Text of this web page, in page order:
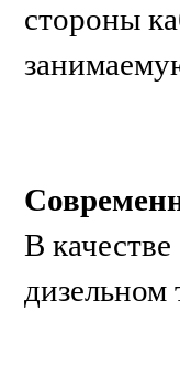
стороны
В
дизельном